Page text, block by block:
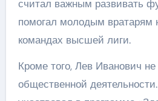
считал важным развивать
помогал молодым вратарям
командах высшей лиги.
Кроме того, Лев Иванович
общественной